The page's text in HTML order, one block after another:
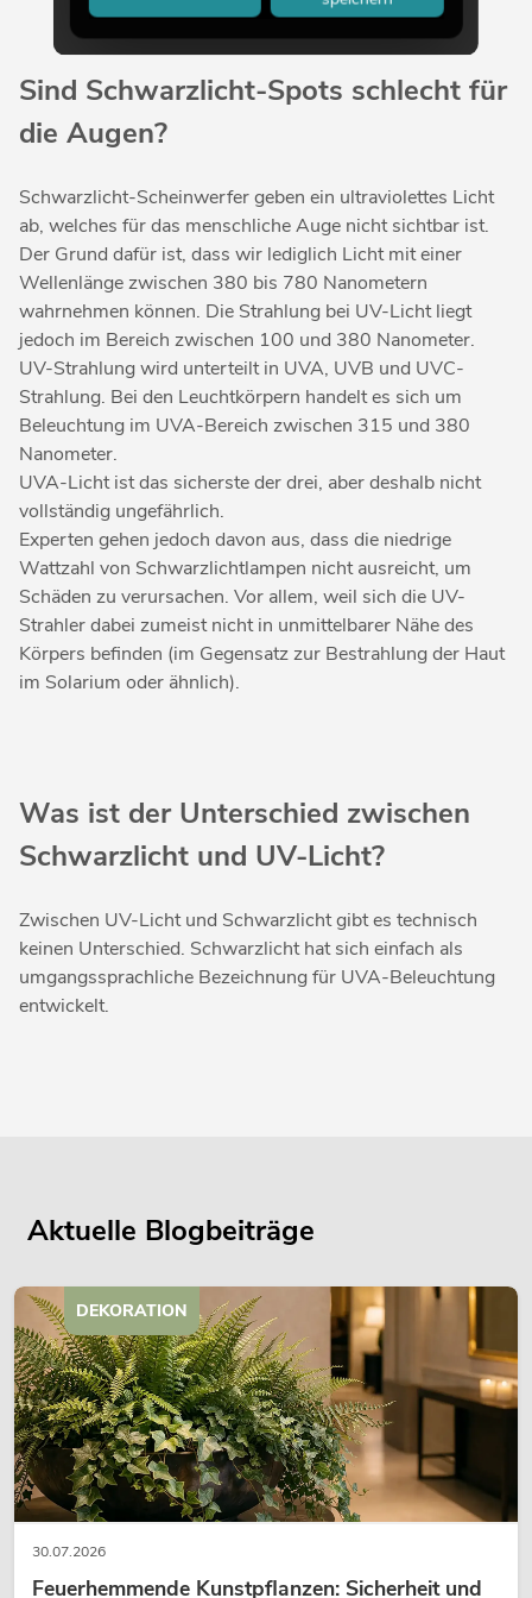
Sind Schwarzlicht-Spots schlecht für
die Augen?
Schwarzlicht-Scheinwerfer geben ein ultraviolettes Licht
ab, welches für das menschliche Auge nicht sichtbar ist.
Der Grund dafür ist, dass wir lediglich Licht mit einer
Wellenlänge zwischen 380 bis 780 Nanometern
wahrnehmen können. Die Strahlung bei UV-Licht liegt
jedoch im Bereich zwischen 100 und 380 Nanometer.
UV-Strahlung wird unterteilt in UVA, UVB und UVC-
Strahlung. Bei den Leuchtkörpern handelt es sich um
Beleuchtung im UVA-Bereich zwischen 315 und 380
Nanometer.
UVA-Licht ist das sicherste der drei, aber deshalb nicht
vollständig ungefährlich.
Experten gehen jedoch davon aus, dass die niedrige
Wattzahl von Schwarzlichtlampen nicht ausreicht, um
Schäden zu verursachen. Vor allem, weil sich die UV-
Strahler dabei zumeist nicht in unmittelbarer Nähe des
Körpers befinden (im Gegensatz zur Bestrahlung der Haut
im Solarium oder ähnlich).
Was ist der Unterschied zwischen
Schwarzlicht und UV-Licht?
Zwischen UV-Licht und Schwarzlicht gibt es technisch
keinen Unterschied. Schwarzlicht hat sich einfach als
umgangssprachliche Bezeichnung für UVA-Beleuchtung
entwickelt.
Aktuelle Blogbeiträge
30.07.2026
Feuerhemmende Kunstpflanzen: Sicherheit und
DEKORATION